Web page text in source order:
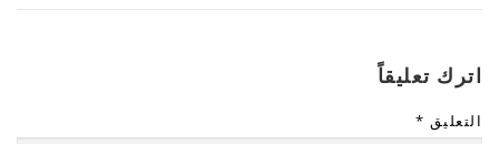
اترك تعليقاً
التعليق *